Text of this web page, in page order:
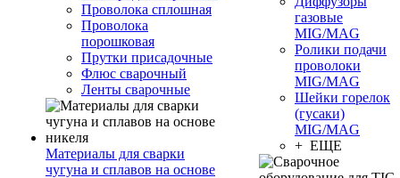
Проволока сплошная
Проволока
порошковая
Прутки присадочные
Флюс сварочный
Ленты сварочные
Материалы для сварки
чугуна и сплавов на основе
газовые
MIG/MAG
Ролики подачи
проволоки
MIG/MAG
Шейки горелок
(гусаки)
MIG/MAG
+ ЕЩЕ